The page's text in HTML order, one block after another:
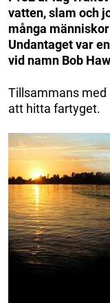
vatten, slam och
många
Undantaget var
vid namn Bob
Tillsammans med
att hitta fartyget.